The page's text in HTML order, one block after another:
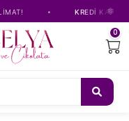
KREDİ KARTINA
0